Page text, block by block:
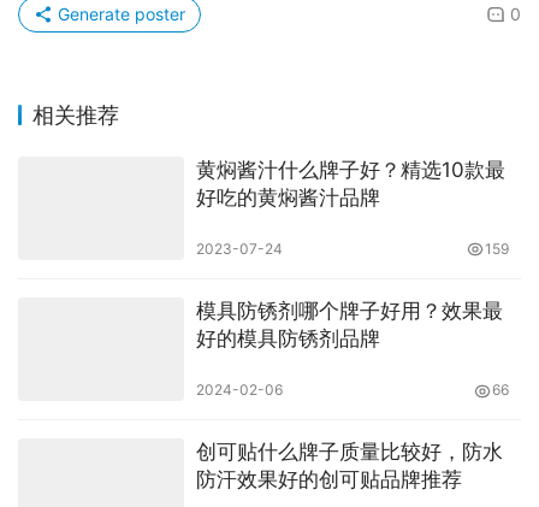
0
Generate poster
相关推荐
黄焖酱汁什么牌子好？精选10款最
好吃的黄焖酱汁品牌
2023-07-24 159
模具防锈剂哪个牌子好用？效果最
好的模具防锈剂品牌
2024-02-06 66
创可贴什么牌子质量比较好，防水
防汗效果好的创可贴品牌推荐